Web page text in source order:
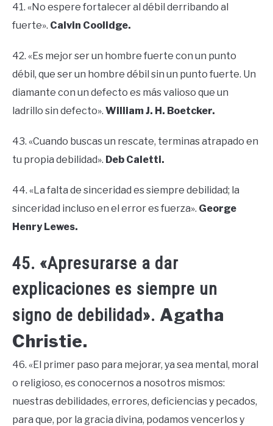
41. «No espere fortalecer al débil derribando al
fuerte». Calvin Coolidge.
42. «Es mejor ser un hombre fuerte con un punto
débil, que ser un hombre débil sin un punto fuerte. Un
diamante con un defecto es más valioso que un
ladrillo sin defecto». William J. H. Boetcker.
43. «Cuando buscas un rescate, terminas atrapado en
tu propia debilidad». Deb Caletti.
44. «La falta de sinceridad es siempre debilidad; la
sinceridad incluso en el error es fuerza». George
Henry Lewes.
45. «Apresurarse a dar
explicaciones es siempre un
signo de debilidad». Agatha
Christie.
46. «El primer paso para mejorar, ya sea mental, moral
o religioso, es conocernos a nosotros mismos:
nuestras debilidades, errores, deficiencias y pecados,
para que, por la gracia divina, podamos vencerlos y